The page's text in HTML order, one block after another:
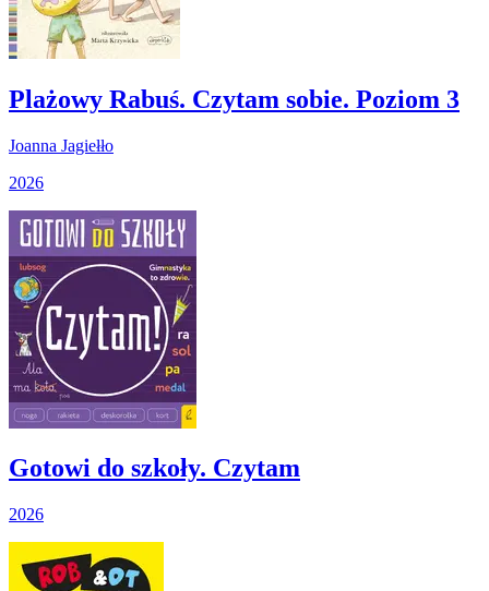
Plażowy Rabuś. Czytam sobie. Poziom 3
Joanna Jagiełło
2026
Gotowi do szkoły. Czytam
2026